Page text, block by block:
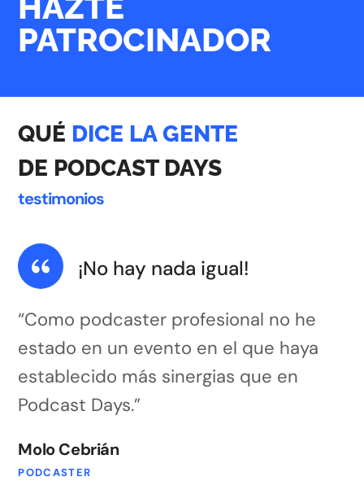
PATROCINADOR
QUÉ DICE LA GENTE
testimonios
DE PODCAST DAYS
¡No hay nada igual!
“Como podcaster profesional no he
estado en un evento en el que haya
establecido más sinergias que en
Podcast Days.”
Molo Cebrián
PODCASTER